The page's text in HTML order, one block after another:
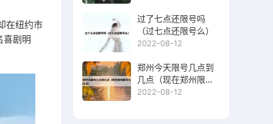
在纽约市
喜剧明
过了七点还限号吗
（过七点还限号么）
2022-08-12
郑州今天限号几点到
几点（现在郑州限号
几点到几点）
2022-08-12